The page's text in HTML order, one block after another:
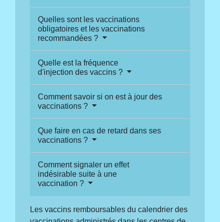
Quelles sont les vaccinations
obligatoires et les vaccinations
recommandées ?
Quelle est la fréquence
d'injection des vaccins ?
Comment savoir si on est à jour des
vaccinations ?
Que faire en cas de retard dans ses
vaccinations ?
Comment signaler un effet
indésirable suite à une
vaccination ?
Les vaccins remboursables du calendrier des